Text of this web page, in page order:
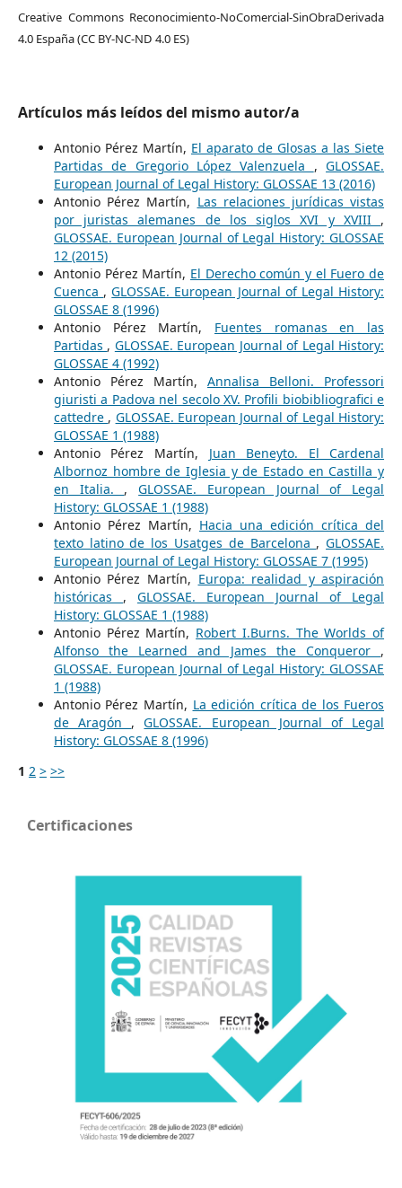
Creative Commons Reconocimiento-NoComercial-SinObraDerivada
4.0 España (CC BY-NC-ND 4.0 ES)
Artículos más leídos del mismo autor/a
Antonio Pérez Martín, El aparato de Glosas a las Siete
Partidas de Gregorio López Valenzuela ,GLOSSAE.
European Journal of Legal History: GLOSSAE 13 (2016)
Antonio Pérez Martín, Las relaciones jurídicas vistas
por juristas alemanes de los siglos XVI y XVIII ,
GLOSSAE. European Journal of Legal History: GLOSSAE
12 (2015)
Antonio Pérez Martín, El Derecho común y el Fuero de
Cuenca ,GLOSSAE. European Journal of Legal History:
GLOSSAE 8 (1996)
Antonio Pérez Martín, Fuentes romanas en las
Partidas , GLOSSAE. European Journal of Legal History:
GLOSSAE 4 (1992)
Antonio Pérez Martín,Annalisa Belloni. Professori
giuristi a Padova nel secolo XV. Profili biobibliografici e
cattedre , GLOSSAE. European Journal of Legal History:
GLOSSAE 1 (1988)
Antonio Pérez Martín, Juan Beneyto. El Cardenal
Albornoz hombre de Iglesia y de Estado en Castilla y
en Italia. ,GLOSSAE. European Journal of Legal
History: GLOSSAE 1 (1988)
Antonio Pérez Martín, Hacia una edición crítica del
texto latino de los Usatges de Barcelona ,GLOSSAE.
European Journal of Legal History: GLOSSAE 7 (1995)
Antonio Pérez Martín, Europa: realidad y aspiración
históricas , GLOSSAE. European Journal of Legal
History: GLOSSAE 1 (1988)
Antonio Pérez Martín, Robert I.Burns. The Worlds of
Alfonso the Learned and James the Conqueror ,
GLOSSAE. European Journal of Legal History: GLOSSAE
1 (1988)
Antonio Pérez Martín, La edición crítica de los Fueros
de Aragón ,GLOSSAE. European Journal of Legal
History: GLOSSAE 8 (1996)
1 2 > >>
Certificaciones